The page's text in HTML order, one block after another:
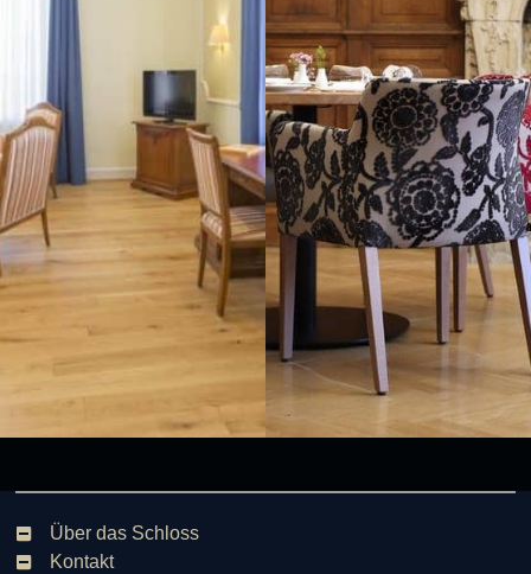
Über das Schloss
Kontakt